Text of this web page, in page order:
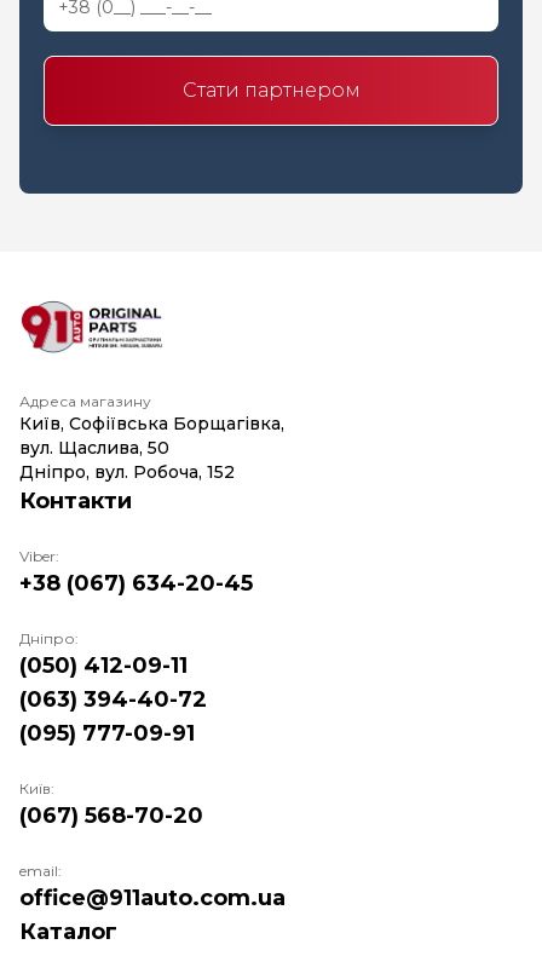
Стати партнером
Адреса магазину
Київ, Софіївська Борщагівка,
вул. Щаслива, 50
Дніпро, вул. Робоча, 152
Каталог
Контакти
Viber:
+38 (067) 634-20-45
Дніпро:
(050) 412-09-11
(063) 394-40-72
(095) 777-09-91
Київ:
(067) 568-70-20
email:
office@911auto.com.ua